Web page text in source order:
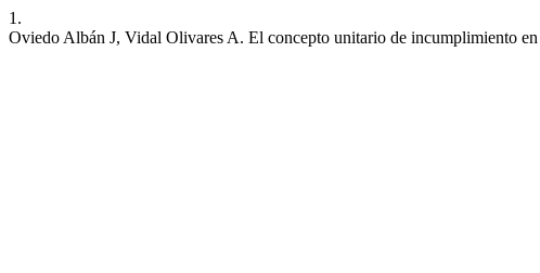
1.
Oviedo Albán J, Vidal Olivares A. El concepto unitario de incumplimiento en